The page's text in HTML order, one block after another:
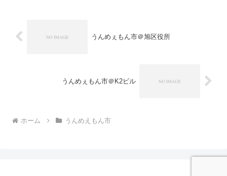
うんめぇもん市＠旭区役所
うんめぇもん市＠K2ビル
ホーム うんめえもん市